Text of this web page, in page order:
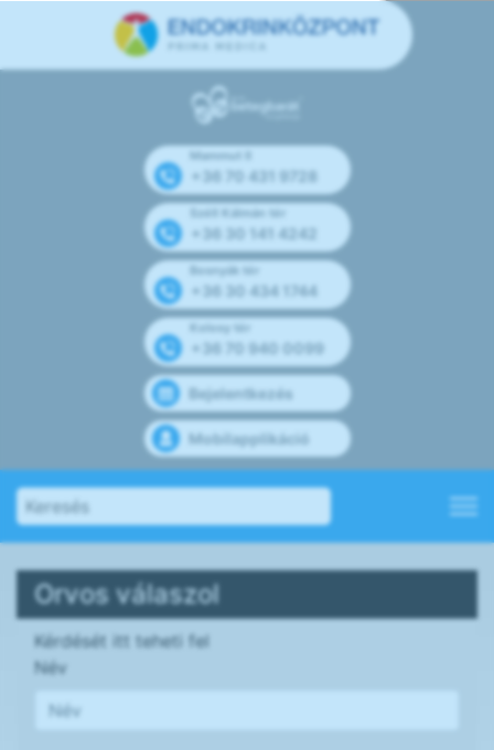
Mammut II
+36 70 431 9728
Széll Kálmán tér
+36 30 141 4242
Bosnyák tér
+36 30 434 1744
Kolosy tér
+36 70 940 0099
Bejelentkezés
Mobilapplikáció
Orvos válaszol
Kérdését itt teheti fel
Név